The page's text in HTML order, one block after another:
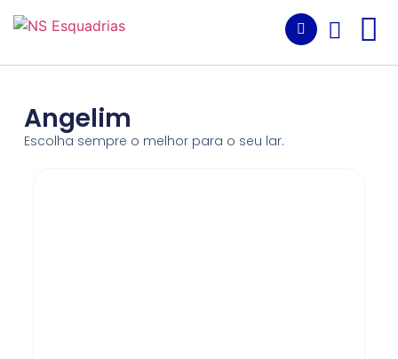
Angelim
Escolha sempre o melhor para o seu lar.